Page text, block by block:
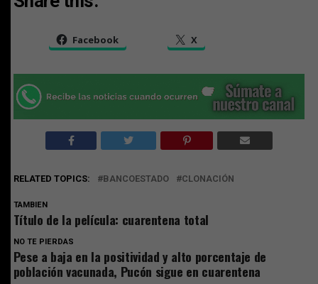
Facebook X
RELATED TOPICS: BANCOESTADO CLONACIÓN
TAMBIEN
Título de la película: cuarentena total
NO TE PIERDAS
Pese a baja en la positividad y alto porcentaje de
población vacunada, Pucón sigue en cuarentena